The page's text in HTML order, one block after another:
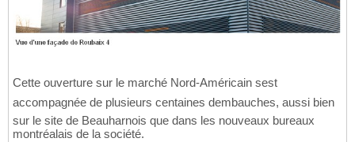
Cette ouverture sur le marché Nord-Américain sest
accompagnée de plusieurs centaines dembauches, aussi bien
sur le site de Beauharnois que dans les nouveaux bureaux
montréalais de la société.